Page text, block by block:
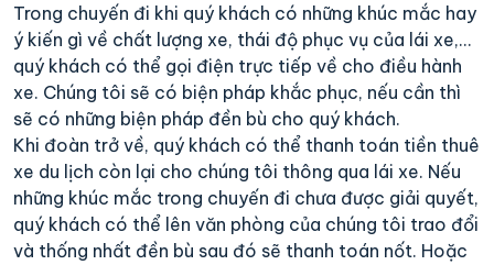
Trong chuyến đi khi quý khách có những khúc mắc hay
ý kiến gì về chất lượng xe, thái độ phục vụ của lái xe,…
quý khách có thể gọi điện trực tiếp về cho điều hành
xe. Chúng tôi sẽ có biện pháp khắc phục, nếu cần thì
sẽ có những biện pháp đền bù cho quý khách.
Khi đoàn trở về, quý khách có thể thanh toán tiền thuê
xe du lịch còn lại cho chúng tôi thông qua lái xe. Nếu
những khúc mắc trong chuyến đi chưa được giải quyết,
quý khách có thể lên văn phòng của chúng tôi trao đổi
và thống nhất đền bù sau đó sẽ thanh toán nốt. Hoặc